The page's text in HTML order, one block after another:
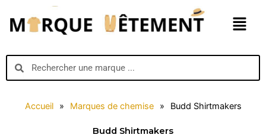
contenu
Menu
SearchSearch
Accueil » Marques de chemise » Budd Shirtmakers
Budd Shirtmakers